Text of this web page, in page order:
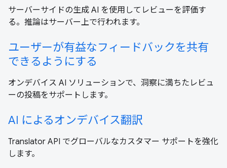
サーバーサイドの生成 AI を使用してレビューを評価す
る。推論はサーバー上で行われます。
ユーザーが有益なフィードバックを共有
できるようにする
オンデバイス AI ソリューションで、洞察に満ちたレビュ
ーの投稿をサポートします。
AI によるオンデバイス翻訳
Translator API でグローバルなカスタマー サポートを強化
します。